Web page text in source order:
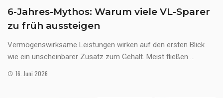
6-Jahres-Mythos: Warum viele VL-Sparer
zu früh aussteigen
Vermögenswirksame Leistungen wirken auf den ersten Blick
wie ein unscheinbarer Zusatz zum Gehalt. Meist fließen ...
16. Juni 2026